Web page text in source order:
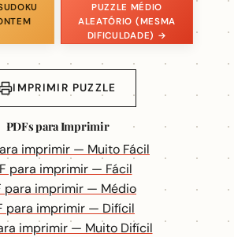
PUZZLE MÉDIO
ALEATÓRIO (MESMA
DIFICULDADE) →
IMPRIMIR PUZZLE
PDFs para Imprimir
imprimir — Muito Fácil
para imprimir — Fácil
para imprimir — Médio
para imprimir — Difícil
imprimir — Muito Difícil